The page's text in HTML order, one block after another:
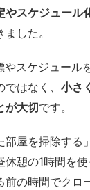
やスケジュール
した。
スケジュール
はなく、 小さ
が大切です。
部屋を掃除する
休憩の1時間を
前の時間でクロ